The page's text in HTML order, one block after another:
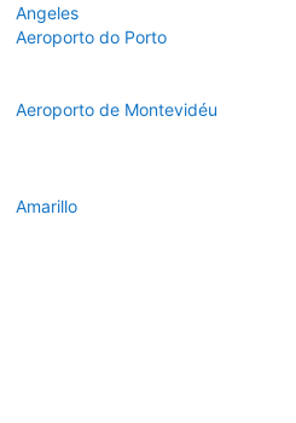
Angeles
Aeroporto do Porto
Aeroporto de Montevidéu
Amarillo